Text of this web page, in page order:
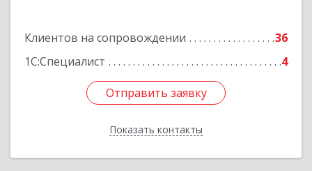
Клиентов на сопровождении
36
1С:Специалист
4
Отправить заявку
Показать контакты
Отправить заявку
Назад